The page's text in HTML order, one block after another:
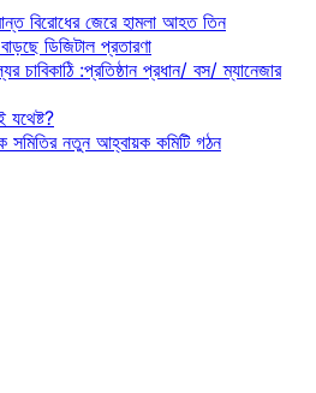
বিরোধের জেরে হামলা আহত তিন
ডিজিটাল প্রতারণা
চাবিকাঠি :প্রতিষ্ঠান প্রধান/ বস/ ম্যানেজার
যথেষ্ট?
সমিতির নতুন আহ্বায়ক কমিটি গঠন